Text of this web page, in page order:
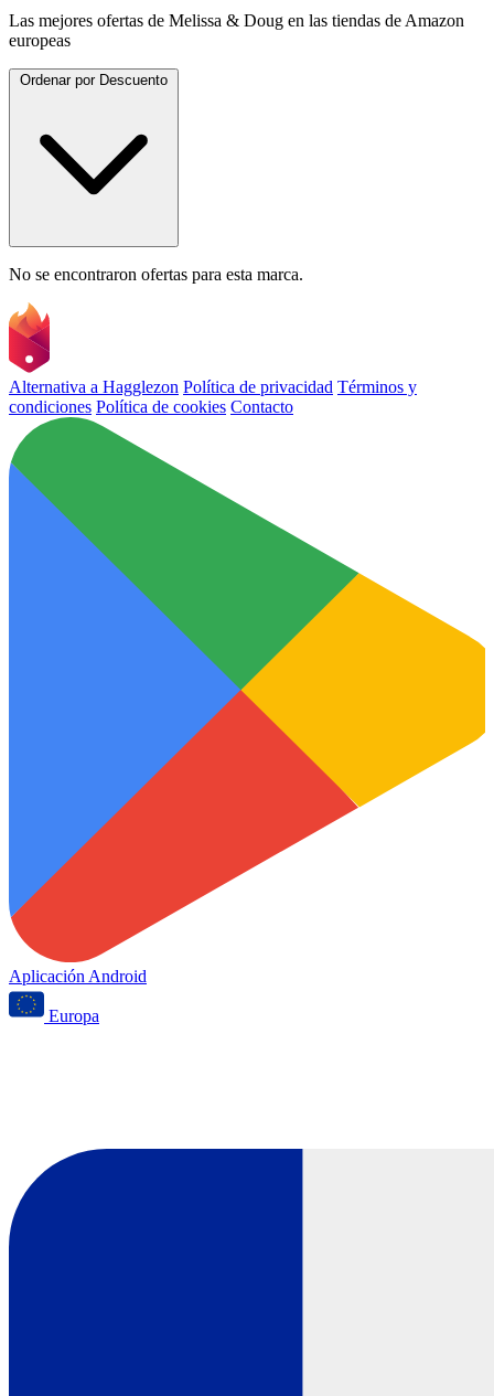
Las mejores ofertas de Melissa & Doug en las tiendas de Amazon
europeas
Ordenar por Descuento
No se encontraron ofertas para esta marca.
Alternativa a Hagglezon Política de privacidad Términos y
condiciones Política de cookies Contacto
Aplicación Android
Europa